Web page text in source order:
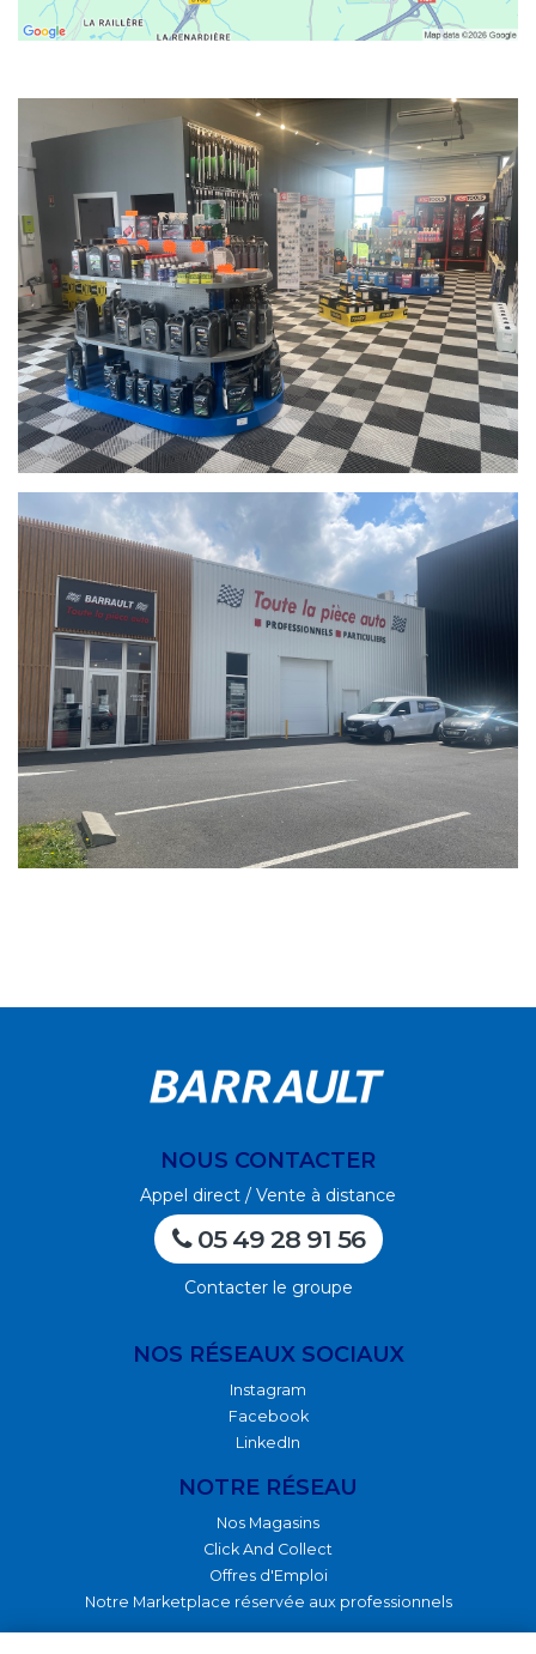
NOUS CONTACTER
Appel direct / Vente à distance
05 49 28 91 56
Contacter le groupe
NOS RÉSEAUX SOCIAUX
Instagram
Facebook
LinkedIn
NOTRE RÉSEAU
Nos Magasins
Click And Collect
Offres d'Emploi
Notre Marketplace réservée aux professionnels